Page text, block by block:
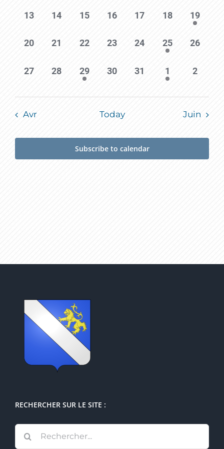
0
events,
13
0
events,
14
0
events,
15
0
events,
16
0
events,
17
0
events,
18
1
event,
19
0
events,
20
0
events,
21
0
events,
22
0
events,
23
0
events,
24
3
events,
25
0
events,
26
0
events,
27
0
events,
28
1
event,
29
0
events,
30
0
events,
31
1
event,
1
0
events,
2
Avr Today Juin
Subscribe to calendar
RECHERCHER SUR LE SITE :